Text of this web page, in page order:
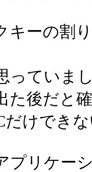
キーの割
っていま
た後だと
だけでき
プリケー